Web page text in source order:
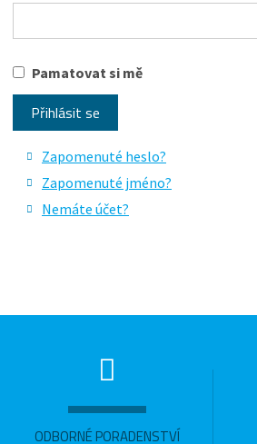
Pamatovat si mě
Přihlásit se
Zapomenuté heslo?
Zapomenuté jméno?
Nemáte účet?
ODBORNÉ PORADENSTVÍ